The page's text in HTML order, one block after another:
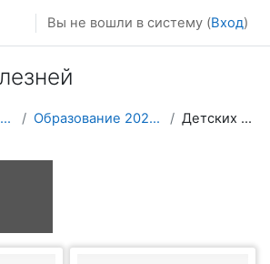
Вы не вошли в систему (Вход)
Витрина курсов 3KL Образование 2025-2026 уч.год Детских болезней